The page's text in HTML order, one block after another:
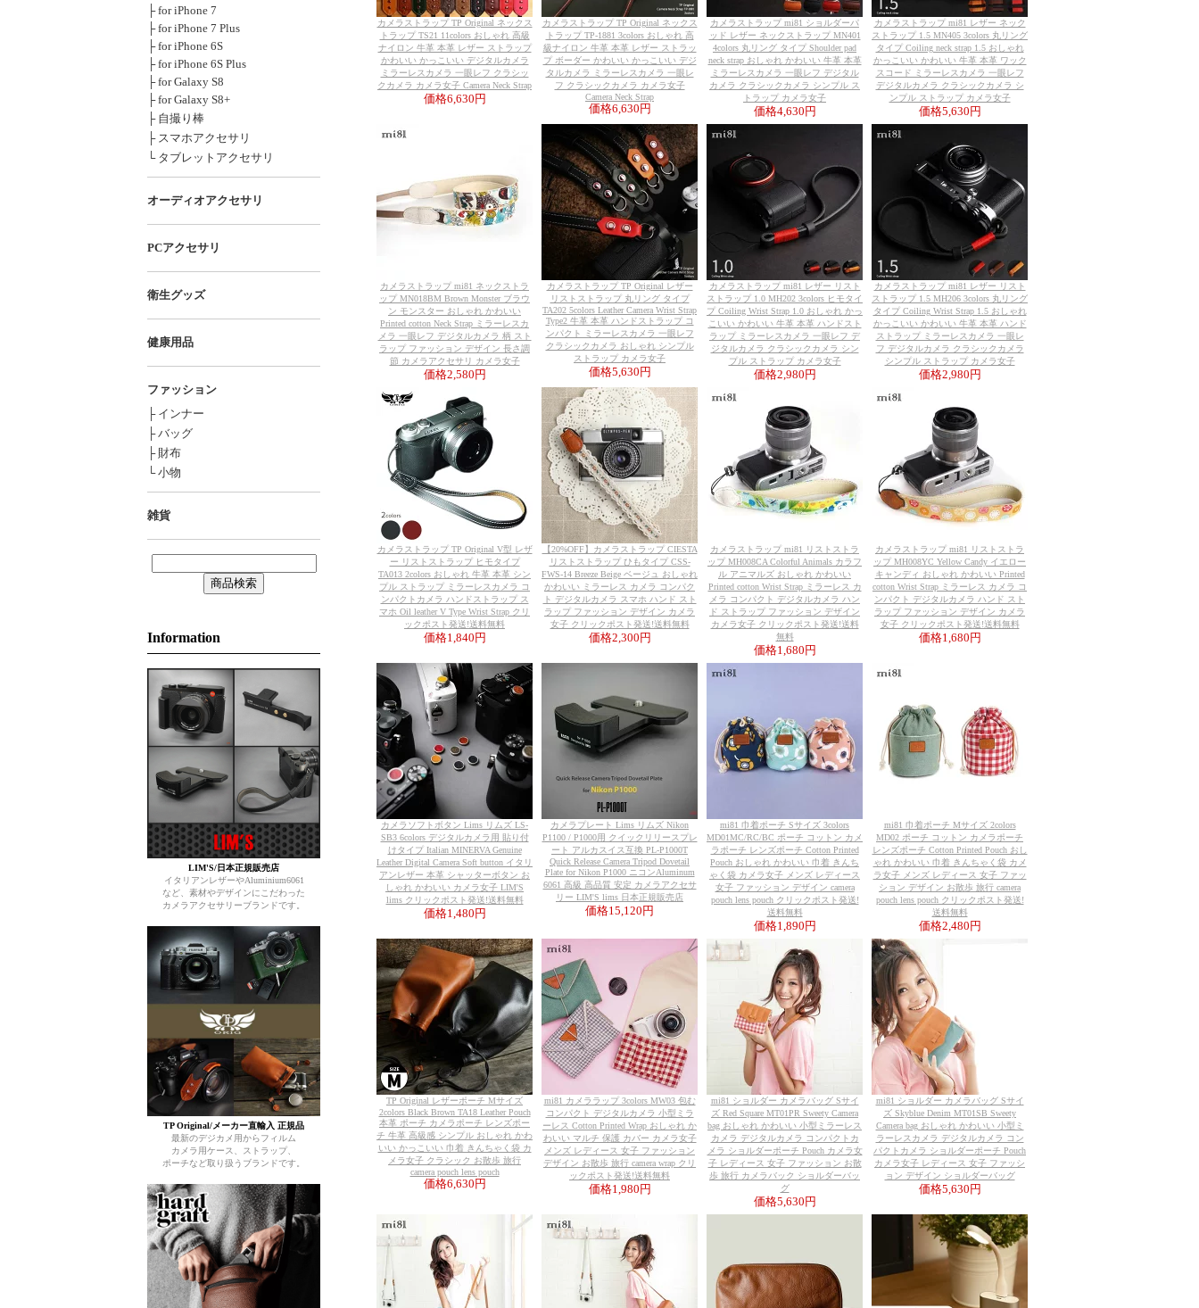
├ for iPhone 7
├ for iPhone 7 Plus
├ for iPhone 6S
├ for iPhone 6S Plus
├ for Galaxy S8
├ for Galaxy S8+
├ 自撮り棒
├ スマホアクセサリ
└ タブレットアクセサリ
オーディオアクセサリ
PCアクセサリ
衛生グッズ
健康用品
ファッション
├ インナー
├ バッグ
├ 財布
└ 小物
雑貨
Information
LIM'S/日本正規販売店
イタリアンレザーやAluminium6061
など、素材やデザインにこだわった
カメラアクセサリーブランドです。
TP Original/メーカー直輸入 正規品
最新のデジカメ用からフィルム
カメラ用ケース、ストラップ、
ポーチなど取り扱うブランドです。
カメラストラップ TP Original ネックス
トラップ TS21 11colors おしゃれ 高級
ナイロン 牛革 本革 レザー ストラップ
かわいい かっこいい デジタルカメラ
ミラーレスカメラ 一眼レフ クラシッ
クカメラ カメラ女子 Camera Neck Strap
価格6,630円
カメラストラップ TP Original ネックス
トラップ TP-1881 3colors おしゃれ 高
級ナイロン 牛革 本革 レザー ストラッ
プ ボーダー かわいい かっこいい デジ
タルカメラ ミラーレスカメラ 一眼レ
フ クラシックカメラ カメラ女子
Camera Neck Strap
価格6,630円
カメラストラップ mi81 ショルダーパ
ッド レザー ネックストラップ MN401
4colors 丸リング タイプ Shoulder pad
neck strap おしゃれ かわいい 牛革 本革
ミラーレスカメラ 一眼レフ デジタル
カメラ クラシックカメラ シンプル ス
トラップ カメラ女子
価格4,630円
カメラストラップ mi81 レザー ネック
ストラップ 1.5 MN405 3colors 丸リング
タイプ Coiling neck strap 1.5 おしゃれ
かっこいい かわいい 牛革 本革 ワック
スコード ミラーレスカメラ 一眼レフ
デジタルカメラ クラシックカメラ シ
ンプル ストラップ カメラ女子
価格5,630円
カメラストラップ mi81 ネックストラ
ップ MN018BM Brown Monster ブラウ
ン モンスター おしゃれ かわいい
Printed cotton Neck Strap ミラーレスカ
メラ 一眼レフ デジタルカメラ 柄 スト
ラップ ファッション デザイン 長さ調
節 カメラアクセサリ カメラ女子
価格2,580円
カメラストラップ TP Original レザー
リストストラップ 丸リング タイプ
TA202 5colors Leather Camera Wrist Strap
Type2 牛革 本革 ハンドストラップ コ
ンパクト ミラーレスカメラ 一眼レフ
クラシックカメラ おしゃれ シンプル
ストラップ カメラ女子
価格5,630円
カメラストラップ mi81 レザー リスト
ストラップ 1.0 MH202 3colors ヒモタイ
プ Coiling Wrist Strap 1.0 おしゃれ かっ
こいい かわいい 牛革 本革 ハンドスト
ラップ ミラーレスカメラ 一眼レフ デ
ジタルカメラ クラシックカメラ シン
プル ストラップ カメラ女子
価格2,980円
カメラストラップ mi81 レザー リスト
ストラップ 1.5 MH206 3colors 丸リング
タイプ Coiling Wrist Strap 1.5 おしゃれ
かっこいい かわいい 牛革 本革 ハンド
ストラップ ミラーレスカメラ 一眼レ
フ デジタルカメラ クラシックカメラ
シンプル ストラップ カメラ女子
価格2,980円
カメラストラップ TP Original V型 レザ
ー リストストラップ ヒモタイプ
TA013 2colors おしゃれ 牛革 本革 シン
プル ストラップ ミラーレスカメラ コ
ンパクトカメラ ハンドストラップ ス
マホ Oil leather V Type Wrist Strap クリ
ックポスト発送!送料無料
価格1,840円
【20%OFF】カメラストラップ CIESTA
リストストラップ ひもタイプ CSS-
FWS-14 Breeze Beige ベージュ おしゃれ
かわいい ミラーレス カメラ コンパク
ト デジタルカメラ スマホ ハンド スト
ラップ ファッション デザイン カメラ
女子 クリックポスト発送!送料無料
価格2,300円
カメラストラップ mi81 リストストラ
ップ MH008CA Colorful Animals カラフ
ル アニマルズ おしゃれ かわいい
Printed cotton Wrist Strap ミラーレス カ
メラ コンパクト デジタルカメラ ハン
ド ストラップ ファッション デザイン
カメラ女子 クリックポスト発送!送料
無料
価格1,680円
カメラストラップ mi81 リストストラ
ップ MH008YC Yellow Candy イエロー
キャンディ おしゃれ かわいい Printed
cotton Wrist Strap ミラーレス カメラ コ
ンパクト デジタルカメラ ハンド スト
ラップ ファッション デザイン カメラ
女子 クリックポスト発送!送料無料
価格1,680円
カメラソフトボタン Lims リムズ LS-
SB3 6colors デジタルカメラ用 貼り付
けタイプ Italian MINERVA Genuine
Leather Digital Camera Soft button イタリ
アンレザー 本革 シャッターボタン お
しゃれ かわいい カメラ女子 LIM'S
lims クリックポスト発送!送料無料
価格1,480円
カメラプレート Lims リムズ Nikon
P1100 / P1000用 クイックリリースプレ
ート アルカスイス互換 PL-P1000T
Quick Release Camera Tripod Dovetail
Plate for Nikon P1000 ニコンAluminum
6061 高級 高品質 安定 カメラアクセサ
リー LIM'S lims 日本正規販売店
価格15,120円
mi81 巾着ポーチ Sサイズ 3colors
MD01MC/RC/BC ポーチ コットン カメ
ラポーチ レンズポーチ Cotton Printed
Pouch おしゃれ かわいい 巾着 きんち
ゃく袋 カメラ女子 メンズ レディース
女子 ファッション デザイン camera
pouch lens pouch クリックポスト発送!
送料無料
価格1,890円
mi81 巾着ポーチ Mサイズ 2colors
MD02 ポーチ コットン カメラポーチ
レンズポーチ Cotton Printed Pouch おし
ゃれ かわいい 巾着 きんちゃく袋 カメ
ラ女子 メンズ レディース 女子 ファッ
ション デザイン お散歩 旅行 camera
pouch lens pouch クリックポスト発送!
送料無料
価格2,480円
TP Original レザーポーチ Mサイズ
2colors Black Brown TA18 Leather Pouch
本革 ポーチ カメラポーチ レンズポー
チ 牛革 高級感 シンプル おしゃれ かわ
いい かっこいい 巾着 きんちゃく袋 カ
メラ女子 クラシック お散歩 旅行
camera pouch lens pouch
価格6,630円
mi81 カメララップ 3colors MW03 包む
コンパクト デジタルカメラ 小型ミラ
ーレス Cotton Printed Wrap おしゃれ か
わいい マルチ 保護 カバー カメラ女子
メンズ レディース 女子 ファッション
デザイン お散歩 旅行 camera wrap クリ
ックポスト発送!送料無料
価格1,980円
mi81 ショルダー カメラバッグ Sサイ
ズ Red Square MT01PR Sweety Camera
bag おしゃれ かわいい 小型ミラーレス
カメラ デジタルカメラ コンパクトカ
メラ ショルダーポーチ Pouch カメラ女
子 レディース 女子 ファッション お散
歩 旅行 カメラバック ショルダーバッ
グ
価格5,630円
mi81 ショルダー カメラバッグ Sサイ
ズ Skyblue Denim MT01SB Sweety
Camera bag おしゃれ かわいい 小型ミ
ラーレスカメラ デジタルカメラ コン
パクトカメラ ショルダーポーチ Pouch
カメラ女子 レディース 女子 ファッシ
ョン デザイン ショルダーバッグ
価格5,630円